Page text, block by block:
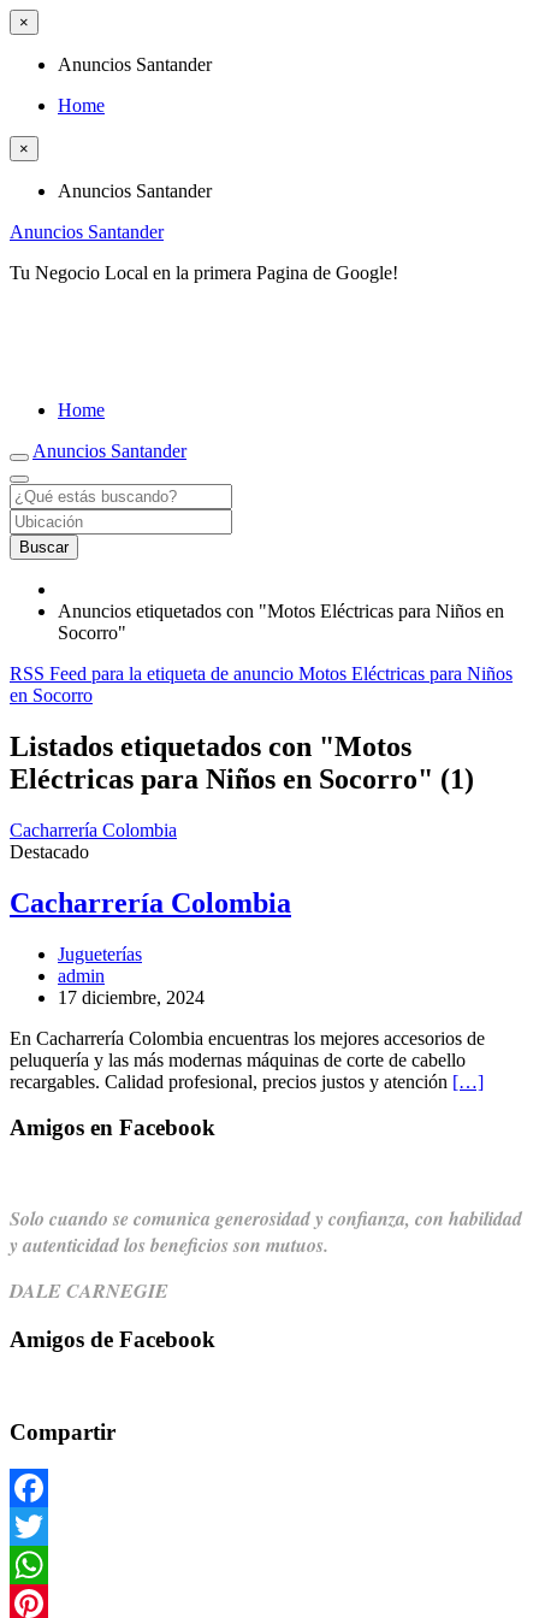
×
Anuncios Santander
Home
×
Anuncios Santander
Anuncios Santander
Tu Negocio Local en la primera Pagina de Google!
Home
Anuncios Santander
Buscar
Anuncios etiquetados con "Motos Eléctricas para Niños en
Socorro"
RSS Feed para la etiqueta de anuncio Motos Eléctricas para Niños
en Socorro
Listados etiquetados con "Motos
Eléctricas para Niños en Socorro" (1)
Cacharrería Colombia
Destacado
Cacharrería Colombia
Jugueterías
admin
17 diciembre, 2024
En Cacharrería Colombia encuentras los mejores accesorios de
peluquería y las más modernas máquinas de corte de cabello
recargables. Calidad profesional, precios justos y atención […]
Amigos en Facebook
Solo cuando se comunica generosidad y confianza, con habilidad
y autenticidad los beneficios son mutuos.
DALE CARNEGIE
Amigos de Facebook
Compartir
Facebook
Twitter
WhatsApp